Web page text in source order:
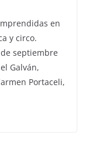
en
y circo.
septiembre
Galván,
Portaceli,